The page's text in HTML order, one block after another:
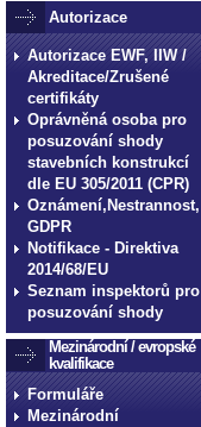
Autorizace
Autorizace EWF, IIW /
Akreditace/Zrušené
certifikáty
Oprávněná osoba pro
posuzování shody
stavebních konstrukcí
dle EU 305/2011 (CPR)
Oznámení,Nestrannost,
GDPR
Notifikace - Direktiva
2014/68/EU
Seznam inspektorů pro
posuzování shody
Mezinárodní / evropské
kvalifikace
Formuláře
Mezinárodní